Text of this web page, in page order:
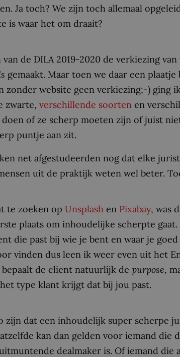
Ja toch? We zijn toch allemaal
is waar het om draait?
de DILA 2019-2020 de verkiezing van
gemaakt. Maar toen we daar een plaatje
zonder website geen verkiezing;-) ging
zwarte, verschillende soorten en
of ze scherp moeten zijn of juist
puntje aan zit.
net afgestudeerden nog dat elke jurist
uit de praktijk weten wel beter.
te zoeken op Unsplash en Pixabay, was
plaats om inhoudelijke scherpte
die past bij wie je bent en waar je
vinden dus leen ik weer even uit het
bepaalt de client natuurlijk de purpose,
type klant krijgt dat bij jou past.
zijn dat een inhoudelijk super scherpe
kan dan gelden voor iemand die
dealmaker is. Of iemand die